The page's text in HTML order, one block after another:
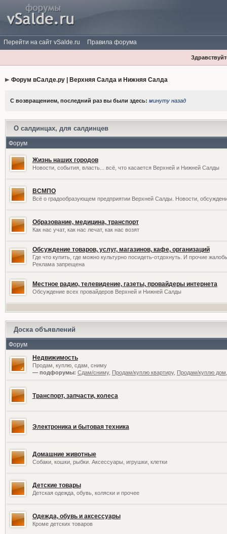
Перейти на сайт vSalde.ru Правила форума
Форум вСалде.ру | Верхняя Салда и Нижняя Салда
С возвращением, последний раз вы были здесь: минуту назад
О салдинцах, для салдинцев
Форум
Жизнь наших городов
Новости, события, власть... всё, что касается Верхней и Нижней Салды
ВСМПО
Всё о градообразующем предприятии Верхней Салды. Новости,
Образование, медицина, транспорт
Как нас учат, как нас лечат, как нас возят
Обсуждение товаров, услуг, магазинов, кафе, организаций
Где что купить, где можно культурно посидеть-отдохнуть. И прочие
Реклама запрещена
Местное радио, телевидение, газеты, провайдеры интернета
Обсуждение всех провайдеров Верхней и Нижней Салды
Доска объявлений
Форум
Недвижимость
Продам, куплю, сдам, сниму
— подфорумы: Сдам/сниму, Продам/куплю квартиру, Продам/куплю
Транспорт, запчасти, колеса
Электроника и бытовая техника
Домашние животные
Собаки, кошки, рыбки. Аксессуары, игрушки, клетки
Детские товары
Детская одежда, обувь, коляски и прочее
Одежда, обувь и аксессуары
Кроме детских товаров